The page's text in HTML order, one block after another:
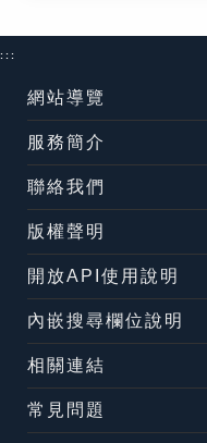
:::
網站導覽
服務簡介
聯絡我們
版權聲明
開放API使用說明
內嵌搜尋欄位說明
相關連結
常見問題